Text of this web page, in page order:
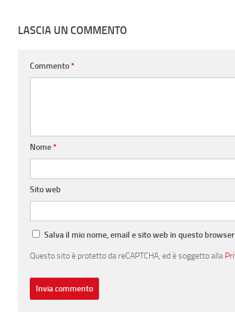
LASCIA UN COMMENTO
Commento*
Nome*
Sito web
Salva il mio nome, email e sito web in questo
Questo sito è protetto da reCAPTCHA, ed è soggetto alla